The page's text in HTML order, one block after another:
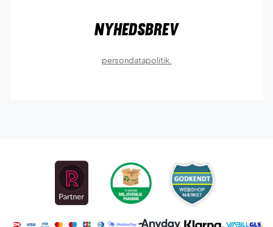
Nyhedsbrev
persondatapolitik.